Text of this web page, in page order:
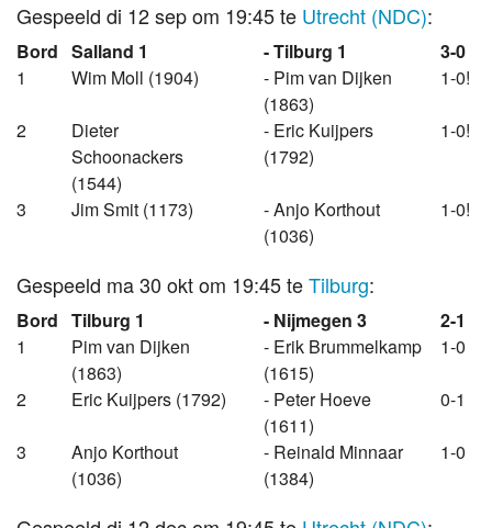
Gespeeld di 12 sep om 19:45 te Utrecht (NDC):
Bord Salland 1 - Tilburg 1
3-0
1
Wim Moll (1904)
- Pim van Dijken
(1863)
1-0!
2
Dieter
Schoonackers
(1544)
- Eric Kuijpers
(1792)
1-0!
3 Jim Smit (1173)
- Anjo Korthout
(1036)
1-0!
Gespeeld ma 30 okt om 19:45 teTilburg:
Bord Tilburg 1 - Nijmegen 3
2-1
1
Pim van Dijken
(1863)
- Erik Brummelkamp
(1615)
1-0
2 Eric Kuijpers (1792)
- Peter Hoeve
(1611)
0-1
3
Anjo Korthout
(1036)
- Reinald Minnaar
(1384)
1-0